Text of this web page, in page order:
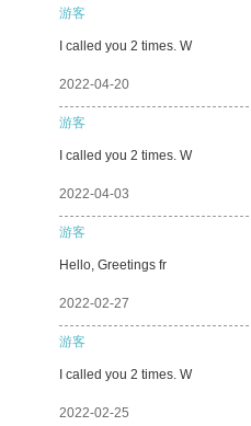
游客
I called you 2 times. W
2022-04-20
游客
I called you 2 times. W
2022-04-03
游客
Hello, Greetings fr
2022-02-27
游客
I called you 2 times. W
2022-02-25